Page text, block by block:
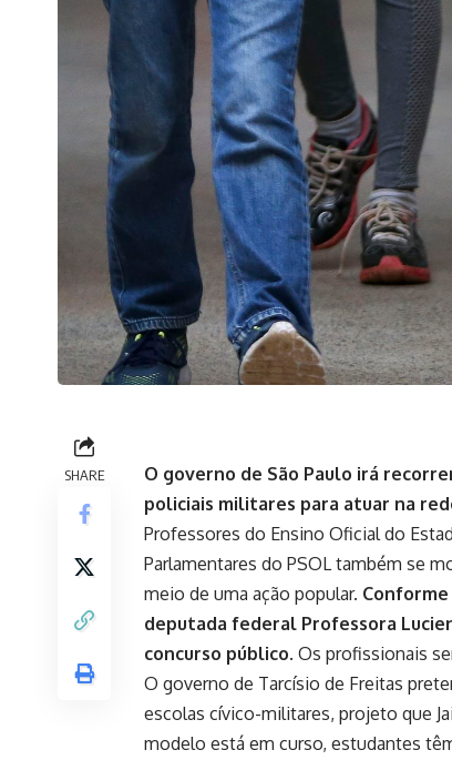
SHARE
O governo de São Paulo irá
policiais militares para atuar na
Professores do Ensino Oficial do
Parlamentares do PSOL também se
meio de uma ação popular. Conforme
deputada federal Professora
concurso público. Os profissionais
O governo de Tarcísio de Freitas
escolas cívico-militares, projeto que
modelo está em curso, estudantes